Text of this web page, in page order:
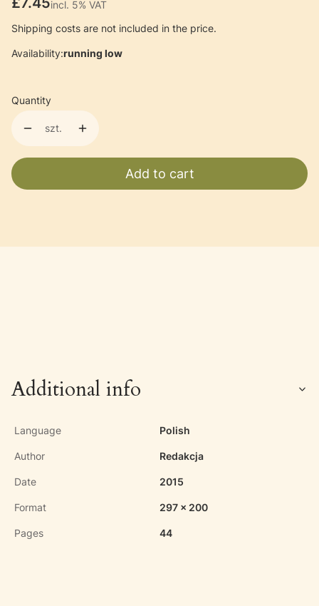
incl. 5% VAT
incl. 5% VAT
Shipping costs are not included in the price.
Availability:running low
Quantity
szt.
Add to cart
Additional info
Language Polish
Author Redakcja
Date 2015
Format 297 x 200
Pages 44